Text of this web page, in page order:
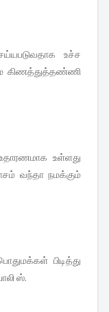
உச்ச
கிணத்துத்தண்ணி
உள்ளது
வந்தா நமக்கும்
பிடித்து
ஸ்.